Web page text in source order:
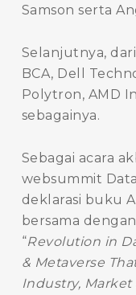
Samson serta
Selanjutnya,
BCA, Dell
Polytron, AMD
sebagainya.
Sebagai acara
websummit
deklarasi buku
bersama
“Revolution in
& Metaverse
Industry, Market